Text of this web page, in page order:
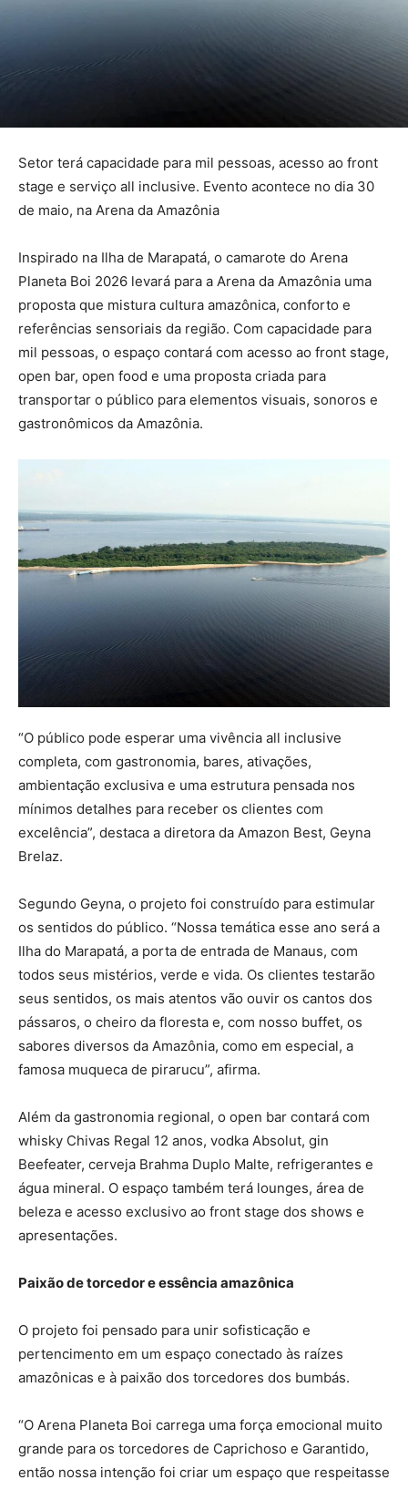
Setor terá capacidade para mil pessoas, acesso ao front
stage e serviço all inclusive. Evento acontece no dia 30
de maio, na Arena da Amazônia
Inspirado na Ilha de Marapatá, o camarote do Arena
Planeta Boi 2026 levará para a Arena da Amazônia uma
proposta que mistura cultura amazônica, conforto e
referências sensoriais da região. Com capacidade para
mil pessoas, o espaço contará com acesso ao front stage,
open bar, open food e uma proposta criada para
transportar o público para elementos visuais, sonoros e
gastronômicos da Amazônia.
“O público pode esperar uma vivência all inclusive
completa, com gastronomia, bares, ativações,
ambientação exclusiva e uma estrutura pensada nos
mínimos detalhes para receber os clientes com
excelência”, destaca a diretora da Amazon Best, Geyna
Brelaz.
Segundo Geyna, o projeto foi construído para estimular
os sentidos do público. “Nossa temática esse ano será a
Ilha do Marapatá, a porta de entrada de Manaus, com
todos seus mistérios, verde e vida. Os clientes testarão
seus sentidos, os mais atentos vão ouvir os cantos dos
pássaros, o cheiro da floresta e, com nosso buffet, os
sabores diversos da Amazônia, como em especial, a
famosa muqueca de pirarucu”, afirma.
Além da gastronomia regional, o open bar contará com
whisky Chivas Regal 12 anos, vodka Absolut, gin
Beefeater, cerveja Brahma Duplo Malte, refrigerantes e
água mineral. O espaço também terá lounges, área de
beleza e acesso exclusivo ao front stage dos shows e
apresentações.
Paixão de torcedor e essência amazônica
O projeto foi pensado para unir sofisticação e
pertencimento em um espaço conectado às raízes
amazônicas e à paixão dos torcedores dos bumbás.
“O Arena Planeta Boi carrega uma força emocional muito
grande para os torcedores de Caprichoso e Garantido,
então nossa intenção foi criar um espaço que respeitasse